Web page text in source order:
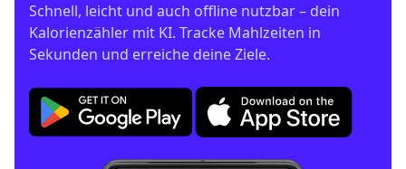
Schnell, leicht und auch offline nutzbar – dein
Kalorienzähler mit KI. Tracke Mahlzeiten in
Sekunden und erreiche deine Ziele.